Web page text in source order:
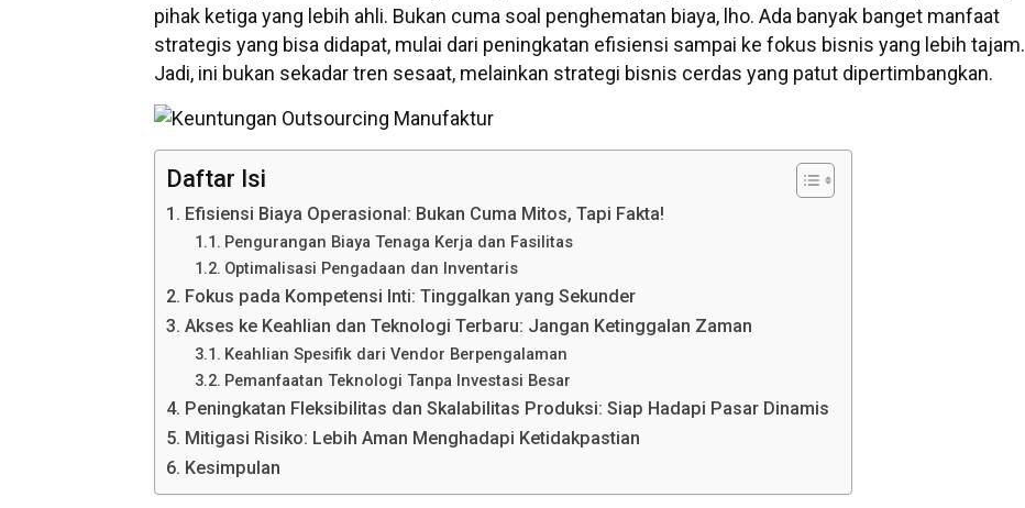
pihak ketiga yang lebih ahli. Bukan cuma soal penghematan biaya, lho. Ada banyak banget manfaat
strategis yang bisa didapat, mulai dari peningkatan efisiensi sampai ke fokus bisnis yang lebih tajam.
Jadi, ini bukan sekadar tren sesaat, melainkan strategi bisnis cerdas yang patut dipertimbangkan.
Daftar Isi
Efisiensi Biaya Operasional: Bukan Cuma Mitos, Tapi Fakta!
Pengurangan Biaya Tenaga Kerja dan Fasilitas
Optimalisasi Pengadaan dan Inventaris
Fokus pada Kompetensi Inti: Tinggalkan yang Sekunder
Akses ke Keahlian dan Teknologi Terbaru: Jangan Ketinggalan Zaman
Keahlian Spesifik dari Vendor Berpengalaman
Pemanfaatan Teknologi Tanpa Investasi Besar
Peningkatan Fleksibilitas dan Skalabilitas Produksi: Siap Hadapi Pasar Dinamis
Mitigasi Risiko: Lebih Aman Menghadapi Ketidakpastian
Kesimpulan